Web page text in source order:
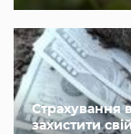
Страхування
захистити